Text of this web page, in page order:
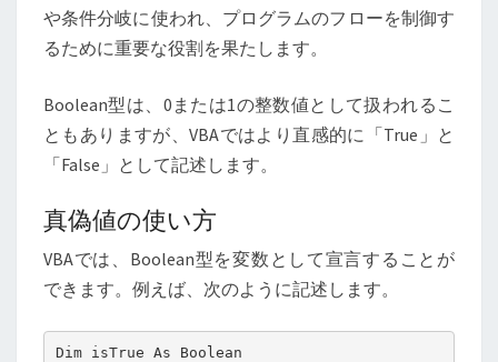
や条件分岐に使われ、プログラムのフローを制御す
るために重要な役割を果たします。
Boolean型は、0または1の整数値として扱われるこ
ともありますが、VBAではより直感的に「True」と
「False」として記述します。
真偽値の使い方
VBAでは、Boolean型を変数として宣言することが
できます。例えば、次のように記述します。
Dim isTrue As Boolean